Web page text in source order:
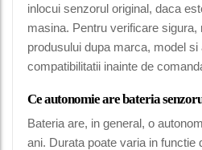
inlocui senzorul original, daca
masina. Pentru verificare
produsului dupa marca, model
compatibilitatii inainte de
Ce autonomie are bateria
Bateria are, in general, o
ani. Durata poate varia in functie